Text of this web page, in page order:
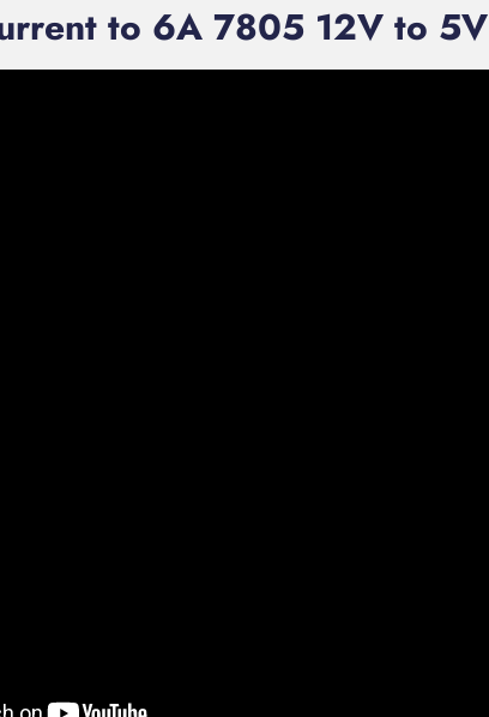
to 6A 7805 12V to 5V